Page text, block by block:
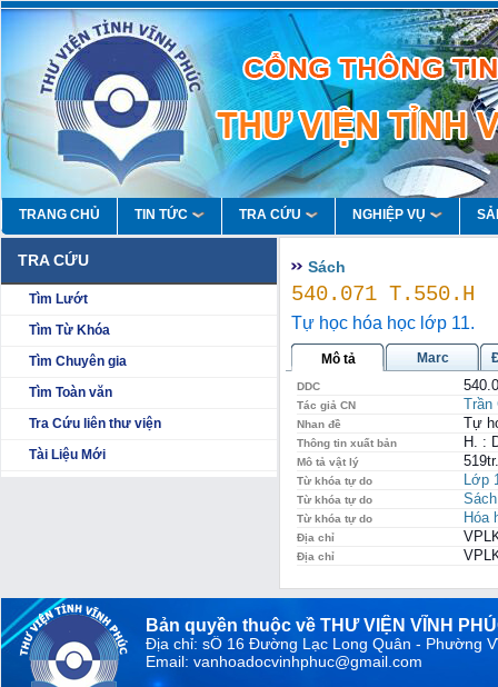
TRANG CHỦ TIN TỨC TRA CỨU NGHIỆP VỤ
TRA CỨU
Tìm Lướt
Tìm Từ Khóa
Tìm Chuyên gia
Tìm Toàn văn
Tra Cứu liên thư viện
Tài Liệu Mới
Sách
540.071 T.550.H
Tự học hóa học lớp 11.
Mô tả Marc
DDC
Tác giả CN Trần
Nhan đề Tự
Thông tin xuất bản H. :
Mô tả vật lý
Từ khóa tự do Lớp
Từ khóa tự do
Từ khóa tự do Hóa
Địa chỉ
Địa chỉ
Bản quyền thuộc về THƯ VIỆN VĨNH
Địa chỉ: sỐ 16 Đường Lạc Long Quân - Phường
Email: vanhoadocvinhphuc@gmail.com